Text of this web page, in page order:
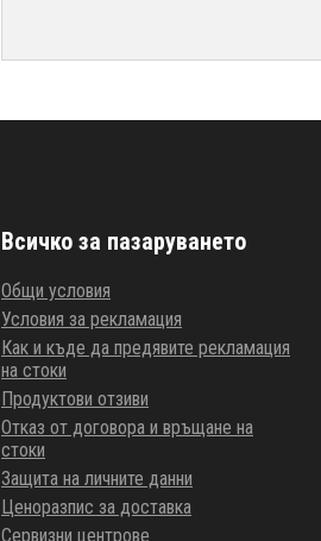
Всичко за пазаруването
Общи условия
Условия за рекламация
Как и къде да предявите рекламация
на стоки
Продуктови отзиви
Отказ от договора и връщане на
стоки
Защита на личните данни
Ценоразпис за доставка
Сервизни центрове